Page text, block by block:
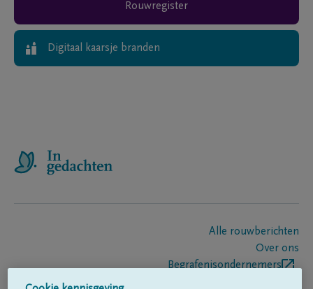
Rouwregister
Digitaal kaarsje branden
Alle rouwberichten
Over ons
Begrafenisondernemers